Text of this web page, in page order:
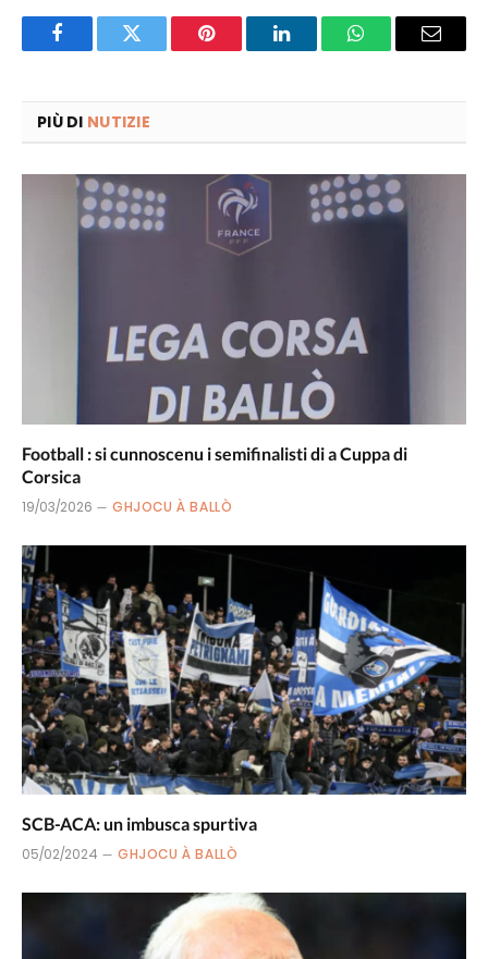
FacebookTwitter Pinterest LinkedInWhatsAppEmail
PIÙ DI NUTIZIE
Football : si cunnoscenu i semifinalisti di a Cuppa di
Corsica
19/03/2026 GHJOCU À BALLÒ
SCB-ACA: un imbusca spurtiva
05/02/2024 GHJOCU À BALLÒ